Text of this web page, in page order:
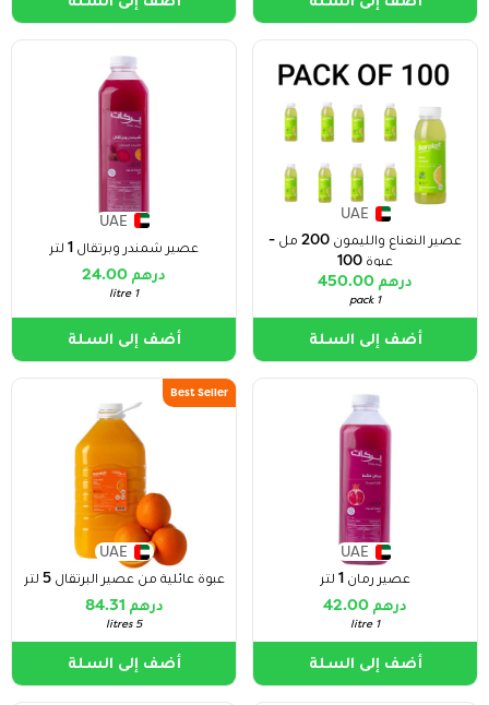
UAE
عصير النعناع والليمون 200 مل -
عبوة 100
درهم 450.00
1 pack
أضف إلى السلة
UAE
عصير شمندر وبرتقال 1 لتر
درهم 24.00
1 litre
أضف إلى السلة
UAE
عصير رمان 1 لتر
درهم 42.00
1 litre
أضف إلى السلة
Best Seller
UAE
عبوة عائلية من عصير البرتقال 5 لتر
درهم 84.31
5 litres
أضف إلى السلة